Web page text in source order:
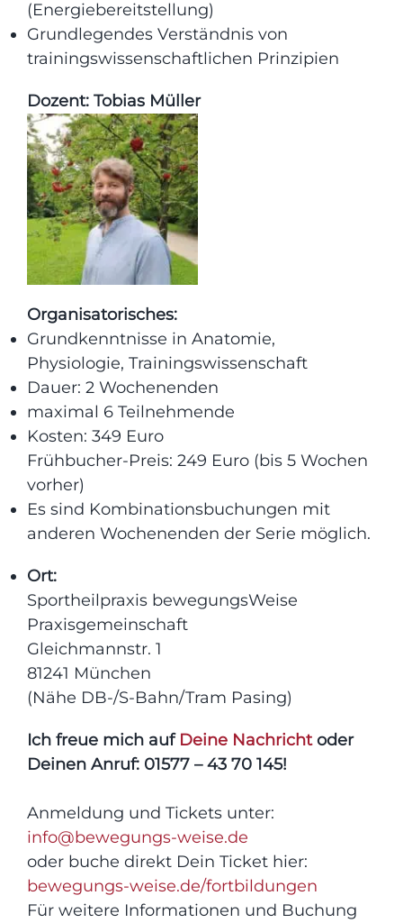
(Energiebereitstellung)
Grundlegendes Verständnis von
trainingswissenschaftlichen Prinzipien
Dozent: Tobias Müller
Organisatorisches:
Grundkenntnisse in Anatomie,
Physiologie, Trainingswissenschaft
Dauer: 2 Wochenenden
maximal 6 Teilnehmende
Kosten: 349 Euro
Frühbucher-Preis: 249 Euro (bis 5 Wochen
vorher)
Es sind Kombinationsbuchungen mit
anderen Wochenenden der Serie möglich.
Ort:
Sportheilpraxis bewegungsWeise
Praxisgemeinschaft
Gleichmannstr. 1
81241 München
(Nähe DB-/S-Bahn/Tram Pasing)
Ich freue mich auf Deine Nachrichtoder
Deinen Anruf: 01577 – 43 70 145!
Anmeldung und Tickets unter:
info@bewegungs-weise.de
oder buche direkt Dein Ticket hier:
bewegungs-weise.de/fortbildungen
Für weitere Informationen und Buchung